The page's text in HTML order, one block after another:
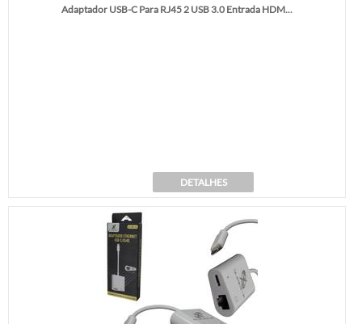
Adaptador USB-C Para RJ45 2 USB 3.0 Entrada HDM...
DETALHES